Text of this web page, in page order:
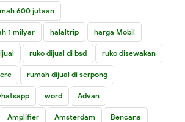
600 jutaan
1 milyar halaltrip harga Mobil
ruko dijual di bsd ruko disewakan
rumah dijual di serpong
word Advan
Amplifier Amsterdam Bencana